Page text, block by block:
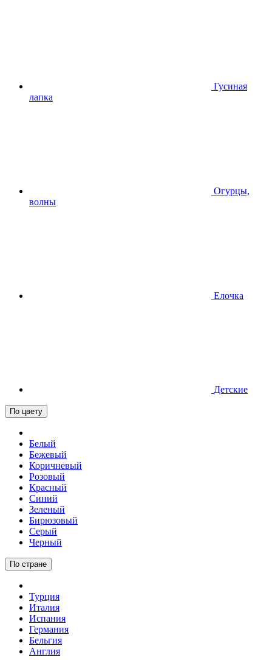
Гусиная
лапка
Огурцы,
волны
Елочка
Детские
По цвету
Белый
Бежевый
Коричневый
Розовый
Красный
Синий
Зеленый
Бирюзовый
Серый
Черный
По стране
Турция
Италия
Испания
Германия
Бельгия
Англия